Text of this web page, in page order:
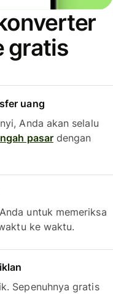
gratis
uang
Anda akan selalu
pasardengan
untuk memeriksa
ke waktu.
Sepenuhnya gratis